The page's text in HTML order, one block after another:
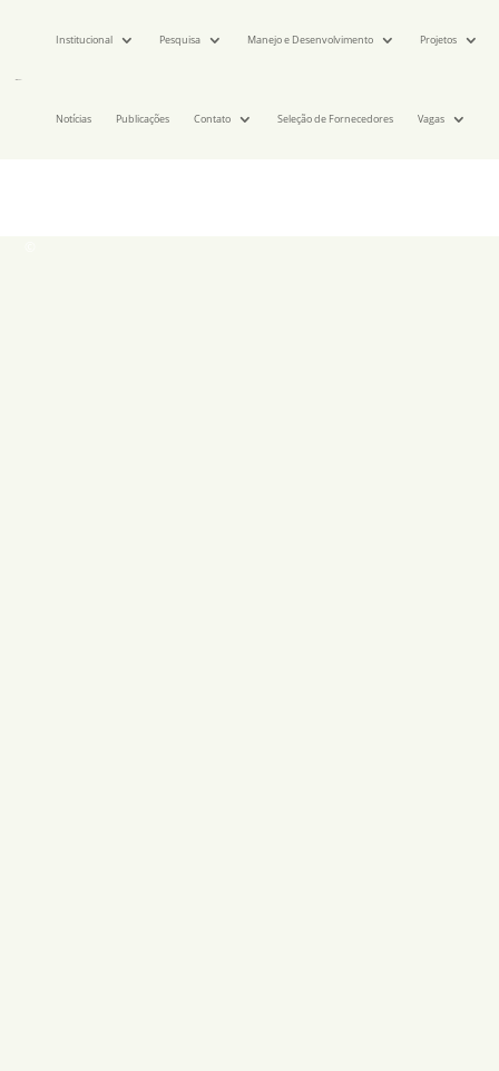
Institucional Pesquisa Manejo e Desenvolvimento Projetos
Notícias Publicações Contato Seleção de Fornecedores Vagas